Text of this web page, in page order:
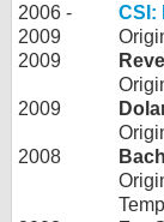
2006 -
2009
CSI:
2009
2009
2008